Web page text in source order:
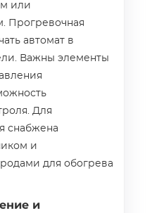
или
Прогревочная
автомат в
Важны элементы
Для
снабжена
и
для обогрева
и